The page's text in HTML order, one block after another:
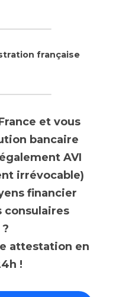
française
et vous
bancaire
AVI
irrévocable)
financier
consulaires
attestation en
!